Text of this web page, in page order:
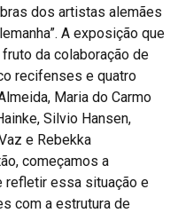
dos artistas alemães
A exposição que
da colaboração de
recifenses e quatro
Maria do Carmo
Silvio Hansen,
e Rebekka
começamos a
refletir essa situação e
com a estrutura de